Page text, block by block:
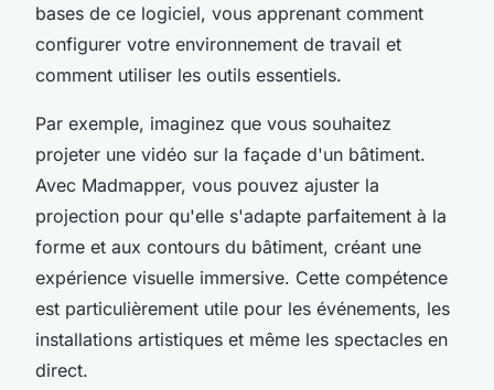
bases de ce logiciel, vous apprenant comment
configurer votre environnement de travail et
comment utiliser les outils essentiels.
Par exemple, imaginez que vous souhaitez
projeter une vidéo sur la façade d'un bâtiment.
Avec Madmapper, vous pouvez ajuster la
projection pour qu'elle s'adapte parfaitement à la
forme et aux contours du bâtiment, créant une
expérience visuelle immersive. Cette compétence
est particulièrement utile pour les événements, les
installations artistiques et même les spectacles en
direct.